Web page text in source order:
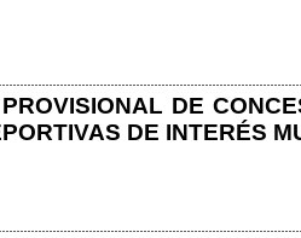
DE
DE INTERÉS